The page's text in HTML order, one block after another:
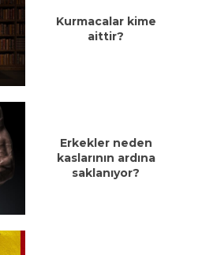
Kurmacalar kime
aittir?
Erkekler neden
kaslarının ardına
saklanıyor?